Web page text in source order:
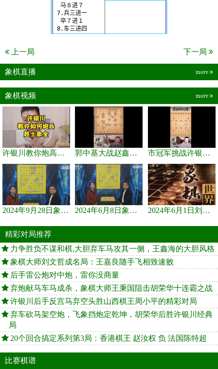
上一局 下一局
象棋直播 more
象棋视频 more
许银川教你炮高兵士象全如何赢士象全，简单四步即可 郭中基大战赵鑫鑫，许银川激情讲解 市冠军挑战许银川，急进中兵变化真激烈！
2024年9月28日象棋世界栏目，刘君、蒋川讲解了第九届杨官璘杯象棋... 2024年6月8日象棋世界，刘君、蒋川讲解了第九届杨官璘杯全国象棋... 2024年6月1日刘君、蒋川讲解第三届上海杯象棋大师赛谢靖与李少庚...
精彩对局推荐
力争胜负不谋和棋,大胆弃车马攻其一侧，王鑫海的大胆风格
象棋大师刘文哲成名局：王嘉良随手飞相致速败
后手雷公炮对中炮，雷你没商量
弃炮献马车马成杀，象棋大师王秉国阻击胡荣华十连霸之战
许银川后手反宫马弃空头胜山西棋王周小平的精彩对局
弃车砍马架空炮，飞象挡炮定乾坤，胡荣华后胜许银川经典
局
20个回合搞定系列第3局：香港棋王 赵汝权 负 法国陈特超
比赛棋谱